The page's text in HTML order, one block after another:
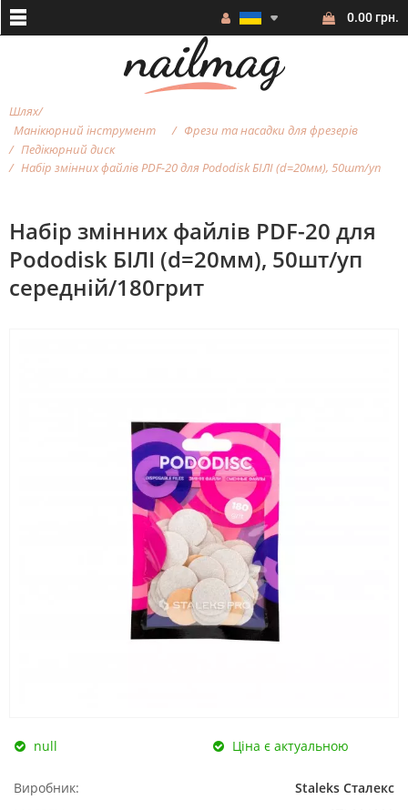
0.00 грн.
Шлях
Манікюрний інструмент
Фрези та насадки для фрезерiв
Педікюрний диск
Набір змінних файлів PDF-20 для Pododisk БІЛІ (d=20мм), 50шт/уп
Набір змінних файлів PDF-20 для
Pododisk БІЛІ (d=20мм), 50шт/уп
середній/180грит
null Ціна є актуальною
Виробник:
Staleks Сталекс